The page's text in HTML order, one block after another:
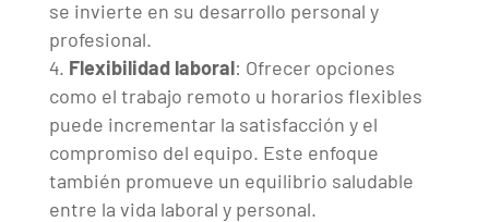
se invierte en su desarrollo personal y
profesional.
Flexibilidad laboral: Ofrecer opciones
como el trabajo remoto u horarios flexibles
puede incrementar la satisfacción y el
compromiso del equipo. Este enfoque
también promueve un equilibrio saludable
entre la vida laboral y personal.